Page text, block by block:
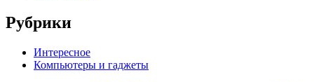
Рубрики
Интересное
Компьютеры и гаджеты